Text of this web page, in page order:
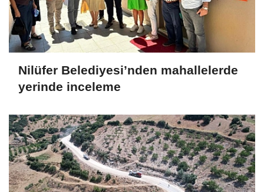
Nilüfer Belediyesi’nden mahallelerde
yerinde inceleme